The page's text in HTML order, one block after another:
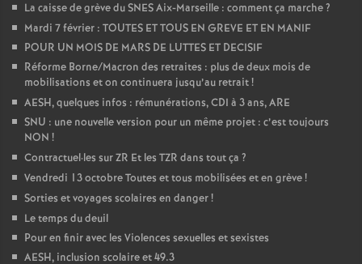
La caisse de grève du SNES Aix-Marseille : comment ça marche?
Mardi 7 février : TOUTES ET TOUS EN GREVE ET EN MANIF
POUR UN MOIS DE MARS DE LUTTES ET DECISIF
Réforme Borne/Macron des retraites : plus de deux mois de
mobilisations et on continuera jusqu’au retrait!
AESH, quelques infos : rémunérations, CDI à 3 ans, ARE
SNU : une nouvelle version pour un même projet : c’est toujours
NON !
Contractuel·les sur ZR Et les TZR dans tout ça ?
Vendredi 13 octobre Toutes et tous mobilisées et en grève!
Sorties et voyages scolaires en danger!
Le temps du deuil
Pour en finir avec les Violences sexuelles et sexistes
AESH, inclusion scolaire et 49.3